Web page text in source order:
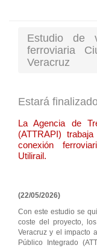
Estudio de
ferroviaria
Veracruz
Estará
La Agencia de
(ATTRAPI)
conexión
Utilirail.
(22/05/2026)
Con este estudio se
coste del proyecto,
Veracruz y el impacto
Público Integrado